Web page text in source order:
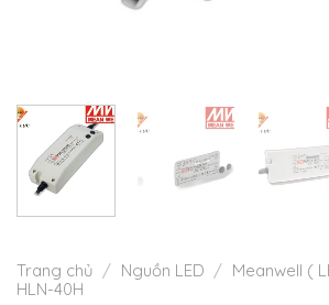
Trang chủ / Nguồn LED / Meanwell (
HLN-40H